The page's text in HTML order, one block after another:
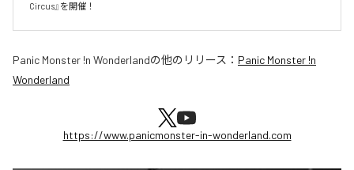
Circus』を開催！
Panic Monster !n Wonderlandの他のリリース： Panic Monster !n
Wonderland
https://www.panicmonster-in-wonderland.com